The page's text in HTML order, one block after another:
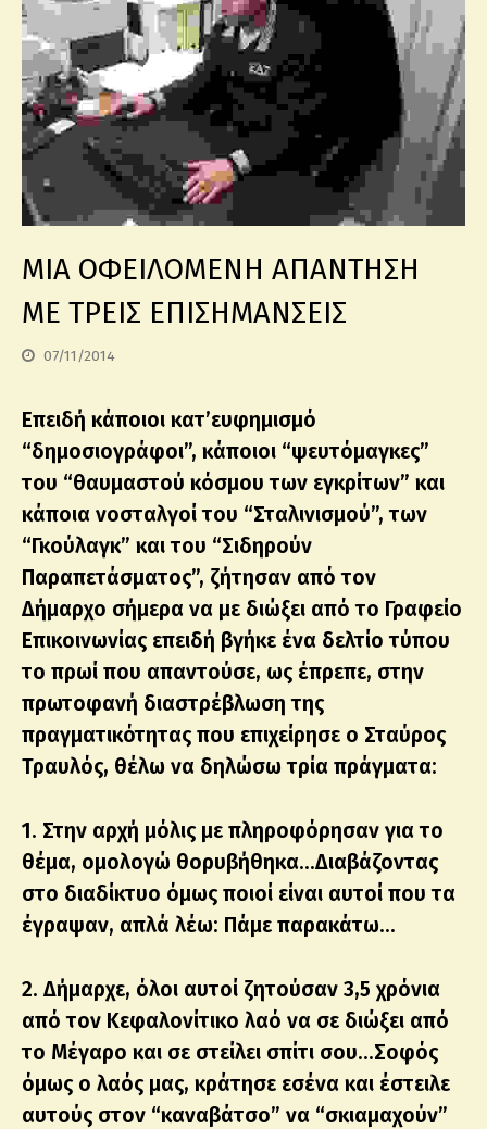
ΜΙΑ ΟΦΕΙΛΟΜΕΝΗ ΑΠΑΝΤΗΣΗ
ΜΕ ΤΡΕΙΣ ΕΠΙΣΗΜΑΝΣΕΙΣ
07/11/2014
Επειδή κάποιοι κατ’ευφημισμό
“δημοσιογράφοι”, κάποιοι “ψευτόμαγκες”
του “θαυμαστού κόσμου των εγκρίτων” και
κάποια νοσταλγοί του “Σταλινισμού”, των
“Γκούλαγκ” και του “Σιδηρούν
Παραπετάσματος”, ζήτησαν από τον
Δήμαρχο σήμερα να με διώξει από το Γραφείο
Επικοινωνίας επειδή βγήκε ένα δελτίο τύπου
το πρωί που απαντούσε, ως έπρεπε, στην
πρωτοφανή διαστρέβλωση της
πραγματικότητας που επιχείρησε ο Σταύρος
Τραυλός, θέλω να δηλώσω τρία πράγματα:
1. Στην αρχή μόλις με πληροφόρησαν για το
θέμα, ομολογώ θορυβήθηκα…Διαβάζοντας
στο διαδίκτυο όμως ποιοί είναι αυτοί που τα
έγραψαν, απλά λέω: Πάμε παρακάτω…
2. Δήμαρχε, όλοι αυτοί ζητούσαν 3,5 χρόνια
από τον Κεφαλονίτικο λαό να σε διώξει από
το Μέγαρο και σε στείλει σπίτι σου…Σοφός
όμως ο λαός μας, κράτησε εσένα και έστειλε
αυτούς στον “καναβάτσο” να “σκιαμαχούν”